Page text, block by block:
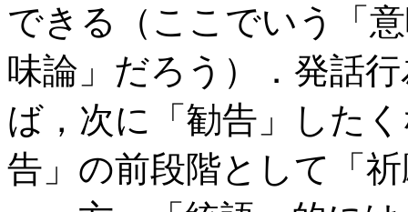
できる（ここでいう「
味論」だろう）．発話
ば，次に「勧告」した
告」の前段階として「